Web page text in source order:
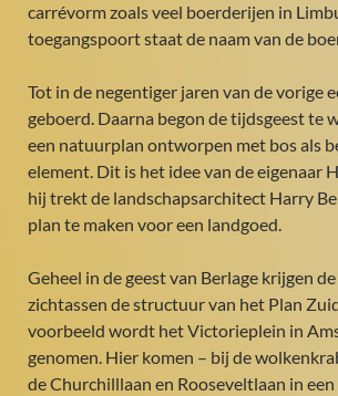
carrévorm zoals veel boerderijen in
toegangspoort staat de naam van de
Tot in de negentiger jaren van de vorige
geboerd. Daarna begon de tijdsgeest te
een natuurplan ontworpen met bos als
element. Dit is het idee van de eigenaar
hij trekt de landschapsarchitect Harry
plan te maken voor een landgoed.
Geheel in de geest van Berlage krijgen
zichtassen de structuur van het Plan
voorbeeld wordt het Victorieplein in
genomen. Hier komen – bij de
de Churchilllaan en Rooseveltlaan in een